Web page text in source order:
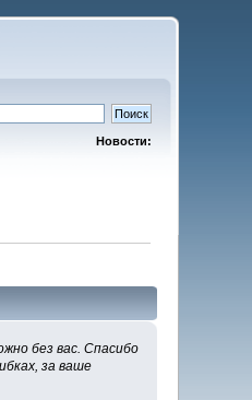
Новости:
без вас. Спасибо
за ваше